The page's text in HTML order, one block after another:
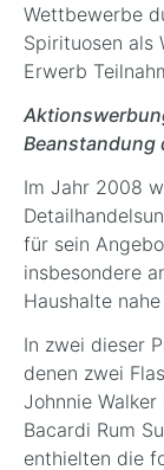
Wettbewerbe
Spirituosen als
Erwerb
Beanstandung
Im Jahr 2008
für sein
insbesondere
Haushalte
In zwei dieser
denen zwei
Johnnie
Bacardi Rum
enthielten die